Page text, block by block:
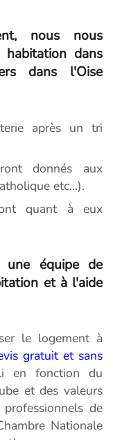
nous nous
habitation dans
dans l'Oise
après un tri
donnés aux
etc...).
quant à eux
une équipe de
et à l'aide
le logement à
gratuit et sans
en fonction du
et des valeurs
de
Nationale